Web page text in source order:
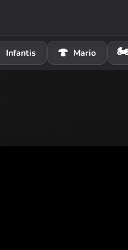
Infantis 🍄 Mario